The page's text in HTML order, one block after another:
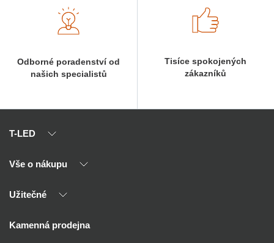
Odborné poradenství od
našich specialistů
Tisíce spokojených
zákazníků
T-LED
O nás
Kontakty
Vše o nákupu
Výhody T-LED
Montáž
Užitečné
Reklamace a vrácení
Kamenná prodejna